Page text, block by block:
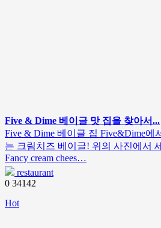
Five & Dime 베이글 맛 집을 찾아서...
Five & Dime 베이글 집 Five&Dime에
는 크림치즈 베이글! 위의 사진에서
Fancy cream chees…
restaurant
0 34142
Hot